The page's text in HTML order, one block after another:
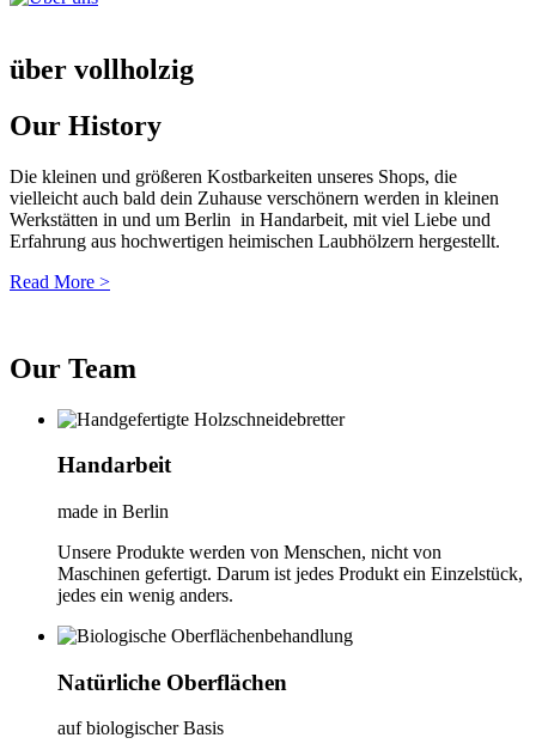
über vollholzig
Our History
Die kleinen und größeren Kostbarkeiten unseres Shops, die
vielleicht auch bald dein Zuhause verschönern werden in kleinen
Werkstätten in und um Berlin in Handarbeit, mit viel Liebe und
Erfahrung aus hochwertigen heimischen Laubhölzern hergestellt.
Read More >
Our Team
Handarbeit
made in Berlin
Unsere Produkte werden von Menschen, nicht von
Maschinen gefertigt. Darum ist jedes Produkt ein Einzelstück,
jedes ein wenig anders.
Natürliche Oberflächen
auf biologischer Basis